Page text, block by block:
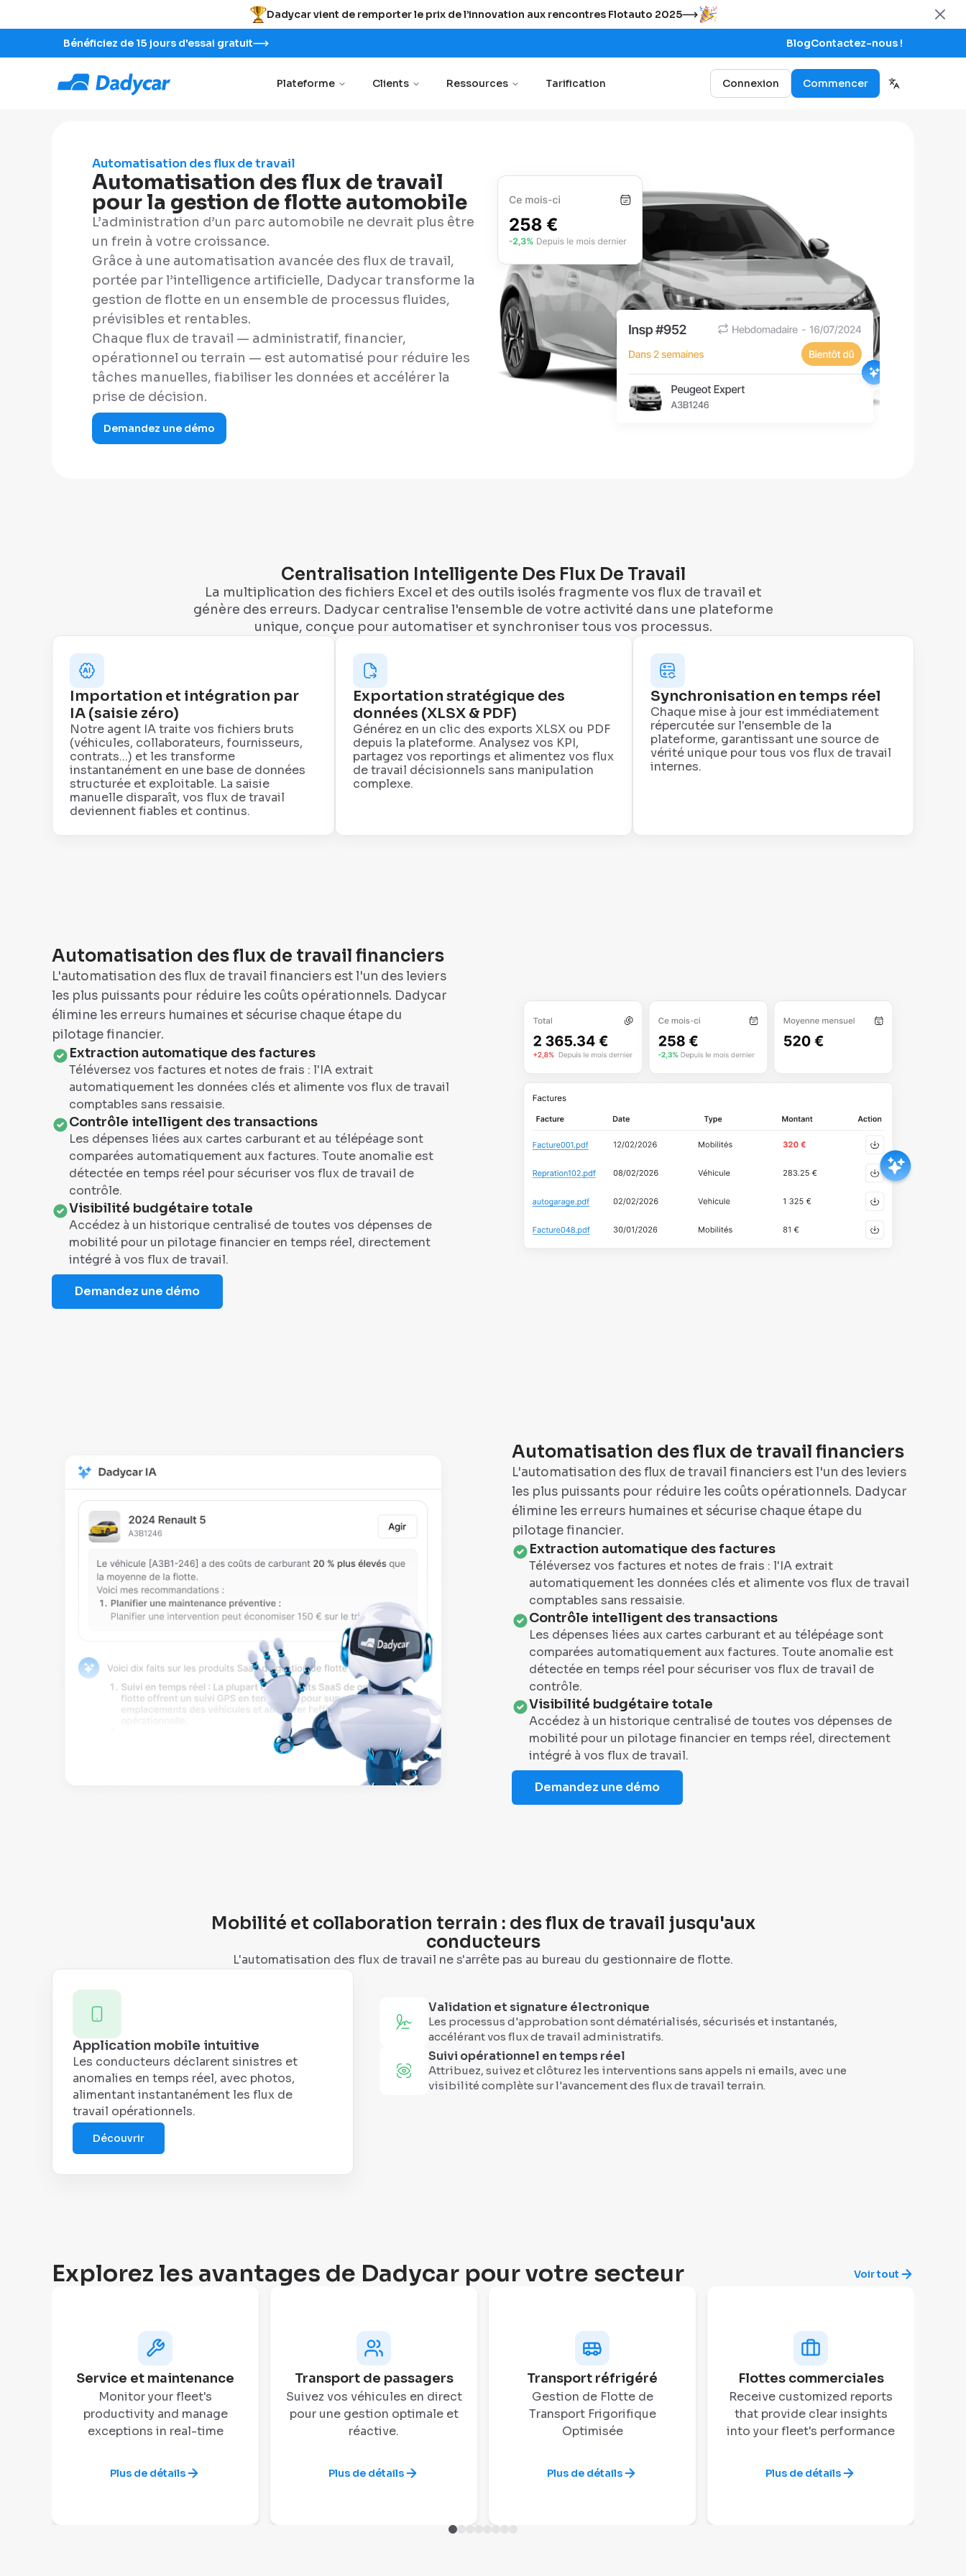
Dadycar vient de remporter le prix de l’innovation aux rencontres Flotauto 2025
Bénéficiez de 15 jours d'essai gratuit BlogContactez-nous !
Plateforme Clients Ressources Tarification Connexion Commencer
Automatisation des flux de travail
Automatisation des flux de travail
pour la gestion de flotte automobile
L’administration d’un parc automobile ne devrait plus être
un frein à votre croissance.
Grâce à une automatisation avancée des flux de travail,
portée par l’intelligence artificielle, Dadycar transforme la
gestion de flotte en un ensemble de processus fluides,
prévisibles et rentables.
Chaque flux de travail — administratif, financier,
opérationnel ou terrain — est automatisé pour réduire les
tâches manuelles, fiabiliser les données et accélérer la
prise de décision.
Demandez une démo
Centralisation Intelligente Des Flux De Travail
La multiplication des fichiers Excel et des outils isolés fragmente vos flux de travail et
génère des erreurs. Dadycar centralise l'ensemble de votre activité dans une plateforme
unique, conçue pour automatiser et synchroniser tous vos processus.
Importation et intégration par
IA (saisie zéro)
Notre agent IA traite vos fichiers bruts
(véhicules, collaborateurs, fournisseurs,
contrats...) et les transforme
instantanément en une base de données
structurée et exploitable. La saisie
manuelle disparaît, vos flux de travail
deviennent fiables et continus.
Exportation stratégique des
données (XLSX & PDF)
Générez en un clic des exports XLSX ou PDF
depuis la plateforme. Analysez vos KPI,
partagez vos reportings et alimentez vos flux
de travail décisionnels sans manipulation
complexe.
Synchronisation en temps réel
Chaque mise à jour est immédiatement
répercutée sur l'ensemble de la
plateforme, garantissant une source de
vérité unique pour tous vos flux de travail
internes.
Automatisation des flux de travail financiers
L'automatisation des flux de travail financiers est l'un des leviers
les plus puissants pour réduire les coûts opérationnels. Dadycar
élimine les erreurs humaines et sécurise chaque étape du
pilotage financier.
Extraction automatique des factures
Téléversez vos factures et notes de frais : l'IA extrait
automatiquement les données clés et alimente vos flux de travail
comptables sans ressaisie.
Contrôle intelligent des transactions
Les dépenses liées aux cartes carburant et au télépéage sont
comparées automatiquement aux factures. Toute anomalie est
détectée en temps réel pour sécuriser vos flux de travail de
contrôle.
Visibilité budgétaire totale
Accédez à un historique centralisé de toutes vos dépenses de
mobilité pour un pilotage financier en temps réel, directement
intégré à vos flux de travail.
Demandez une démo
Automatisation des flux de travail financiers
L'automatisation des flux de travail financiers est l'un des leviers
les plus puissants pour réduire les coûts opérationnels. Dadycar
élimine les erreurs humaines et sécurise chaque étape du
pilotage financier.
Extraction automatique des factures
Téléversez vos factures et notes de frais : l'IA extrait
automatiquement les données clés et alimente vos flux de travail
comptables sans ressaisie.
Contrôle intelligent des transactions
Les dépenses liées aux cartes carburant et au télépéage sont
comparées automatiquement aux factures. Toute anomalie est
détectée en temps réel pour sécuriser vos flux de travail de
contrôle.
Visibilité budgétaire totale
Accédez à un historique centralisé de toutes vos dépenses de
mobilité pour un pilotage financier en temps réel, directement
intégré à vos flux de travail.
Demandez une démo
Mobilité et collaboration terrain : des flux de travail jusqu'aux
conducteurs
L'automatisation des flux de travail ne s'arrête pas au bureau du gestionnaire de flotte.
Application mobile intuitive
Les conducteurs déclarent sinistres et
anomalies en temps réel, avec photos,
alimentant instantanément les flux de
travail opérationnels.
Découvrir
Validation et signature électronique
Les processus d'approbation sont dématérialisés, sécurisés et instantanés,
accélérant vos flux de travail administratifs.
Suivi opérationnel en temps réel
Attribuez, suivez et clôturez les interventions sans appels ni emails, avec une
visibilité complète sur l'avancement des flux de travail terrain.
Explorez les avantages de Dadycar pour votre secteur Voir tout
Service et maintenance
Monitor your fleet's
productivity and manage
exceptions in real-time
Plus de détails
Transport de passagers
Suivez vos véhicules en direct
pour une gestion optimale et
réactive.
Plus de détails
Transport réfrigéré
Gestion de Flotte de
Transport Frigorifique
Optimisée
Plus de détails
Flottes commerciales
Receive customized reports
that provide clear insights
into your fleet's performance
Plus de détails